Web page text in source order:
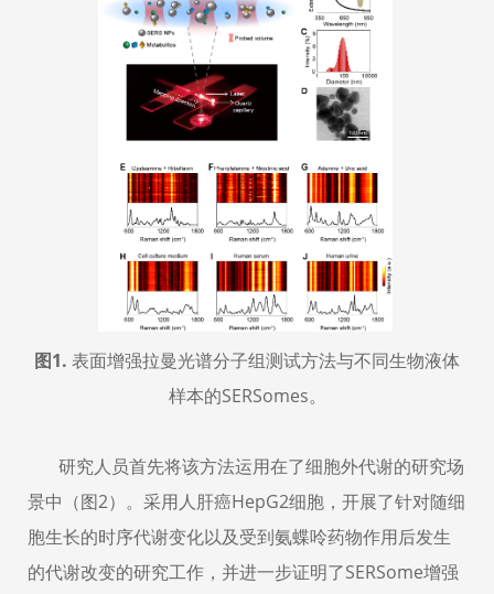
图1. 表面增强拉曼光谱分子组测试方法与不同生物液体
样本的SERSomes。
研究人员首先将该方法运用在了细胞外代谢的研究场
景中（图2）。采用人肝癌HepG2细胞，开展了针对随细
胞生长的时序代谢变化以及受到氨蝶呤药物作用后发生
的代谢改变的研究工作，并进一步证明了SERSome增强